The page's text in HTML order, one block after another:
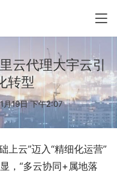
云代理大宇云引
转型
19日 下午2:07
上云”迈入“精细化运营”
，“多云协同+属地落